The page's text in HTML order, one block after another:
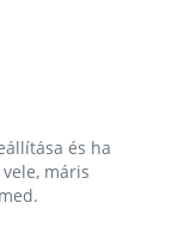
és ha
máris